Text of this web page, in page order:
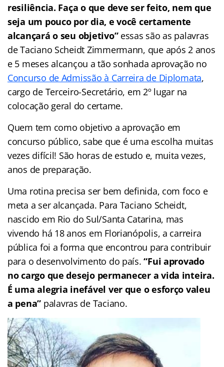
resiliência. Faça o que deve ser feito, nem que
seja um pouco por dia, e você certamente
alcançará o seu objetivo”essas são as palavras
de Taciano Scheidt Zimmermann, que após 2 anos
e 5 meses alcançou a tão sonhada aprovação no
Concurso de Admissão à Carreira de Diplomata,
cargo de Terceiro-Secretário, em 2º lugar na
colocação geral do certame.
Quem tem como objetivo a aprovação em
concurso público, sabe que é uma escolha muitas
vezes difícil! São horas de estudo e, muita vezes,
anos de preparação.
Uma rotina precisa ser bem definida, com foco e
meta a ser alcançada. Para Taciano Scheidt,
nascido em Rio do Sul/Santa Catarina, mas
vivendo há 18 anos em Florianópolis, a carreira
pública foi a forma que encontrou para contribuir
para o desenvolvimento do país.“Fui aprovado
no cargo que desejo permanecer a vida inteira.
É uma alegria inefável ver que o esforço valeu
a pena” palavras de Taciano.